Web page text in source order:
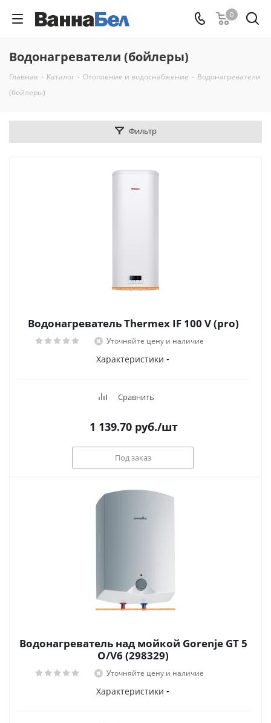
0
Водонагреватели (бойлеры)
Главная - Каталог - Отопление и водоснабжение - Водонагреватели
(бойлеры)
Фильтр
Водонагреватель Thermex IF 100 V (pro)
Уточняйте цену и наличие
Характеристики
Сравнить
1 139.70руб./шт
Под заказ
Водонагреватель над мойкой Gorenje GT 5
O/V6 (298329)
Уточняйте цену и наличие
Характеристики